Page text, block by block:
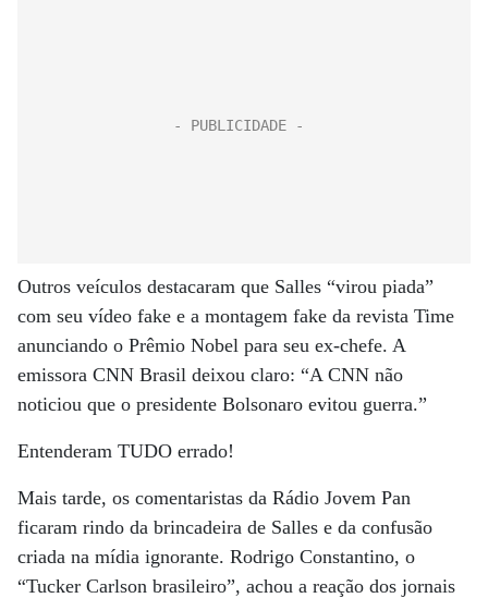
Outros veículos destacaram que Salles “virou piada”
com seu vídeo fake e a montagem fake da revista Time
anunciando o Prêmio Nobel para seu ex-chefe. A
emissora CNN Brasil deixou claro: “A CNN não
noticiou que o presidente Bolsonaro evitou guerra.”
Entenderam TUDO errado!
Mais tarde, os comentaristas da Rádio Jovem Pan
ficaram rindo da brincadeira de Salles e da confusão
criada na mídia ignorante. Rodrigo Constantino, o
“Tucker Carlson brasileiro”, achou a reação dos jornais